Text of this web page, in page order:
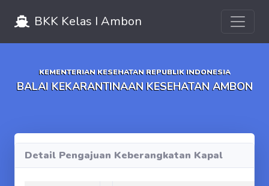
BKK Kelas I Ambon
KEMENTERIAN KESEHATAN REPUBLIK INDONESIA
BALAI KEKARANTINAAN KESEHATAN AMBON
Detail Pengajuan Keberangkatan Kapal